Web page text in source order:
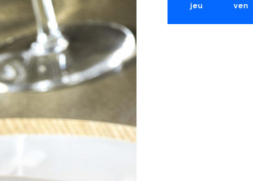
jeu ven